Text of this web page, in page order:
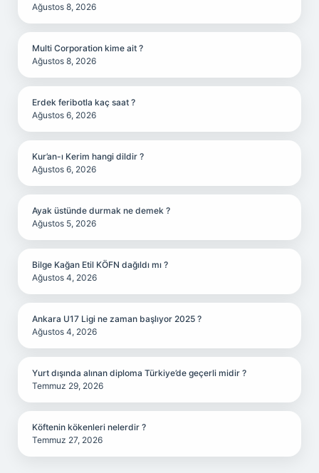
Ağustos 8, 2026
Multi Corporation kime ait ?
Ağustos 8, 2026
Erdek feribotla kaç saat ?
Ağustos 6, 2026
Kur’an-ı Kerim hangi dildir ?
Ağustos 6, 2026
Ayak üstünde durmak ne demek ?
Ağustos 5, 2026
Bilge Kağan Etil KÖFN dağıldı mı ?
Ağustos 4, 2026
Ankara U17 Ligi ne zaman başlıyor 2025 ?
Ağustos 4, 2026
Yurt dışında alınan diploma Türkiye’de geçerli midir ?
Temmuz 29, 2026
Köftenin kökenleri nelerdir ?
Temmuz 27, 2026